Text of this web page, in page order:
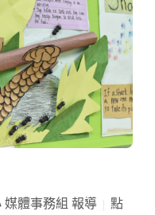
媒體事務組 報導
點